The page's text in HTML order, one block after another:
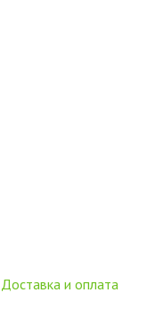
Доставка и оплата